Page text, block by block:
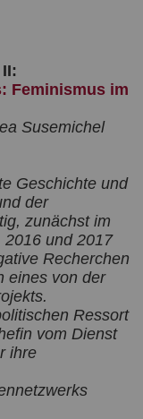
Feminismus im
Susemichel
Geschichte und
der
zunächst im
2016 und 2017
Recherchen
eines von der
Ressort
vom Dienst
ihre